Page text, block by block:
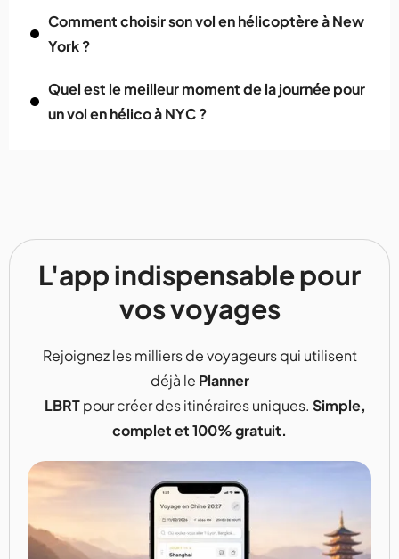
Comment choisir son vol en hélicoptère à New
York ?
Quel est le meilleur moment de la journée pour
un vol en hélico à NYC ?
L'app indispensable pour
vos voyages
Rejoignez les milliers de voyageurs qui utilisent
déjà le Planner
LBRTpour créer des itinéraires uniques. Simple,
complet et 100% gratuit.